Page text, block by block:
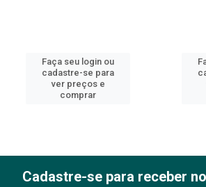
Faça seu login ou
cadastre-se para
ver preços e
comprar
Cadastre-se para receber